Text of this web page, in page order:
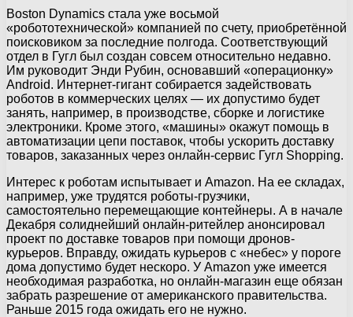
Boston Dynamics стала уже восьмой
«робототехнической» компанией по счету, приобретённой
поисковиком за последние полгода. Соответствующий
отдел в Гугл был создан совсем относительно недавно.
Им руководит Энди Рубин, основавший «операционку»
Android. Интернет-гигант собирается задействовать
роботов в коммерческих целях — их допустимо будет
занять, например, в производстве, сборке и логистике
электроники. Кроме этого, «машины» окажут помощь в
автоматизации цепи поставок, чтобы ускорить доставку
товаров, заказанных через онлайн-сервис Гугл Shopping.
Интерес к роботам испытывает и Amazon. На ее складах,
например, уже трудятся роботы-грузчики,
самостоятельно перемещающие контейнеры. А в начале
Декабря солиднейший онлайн-ритейлер анонсировал
проект по доставке товаров при помощи дронов-
курьеров. Вправду, ожидать курьеров с «небес» у пороге
дома допустимо будет нескоро. У Amazon уже имеется
необходимая разработка, но онлайн-магазин еще обязан
забрать разрешение от американского правительства.
Раньше 2015 года ожидать его не нужно.